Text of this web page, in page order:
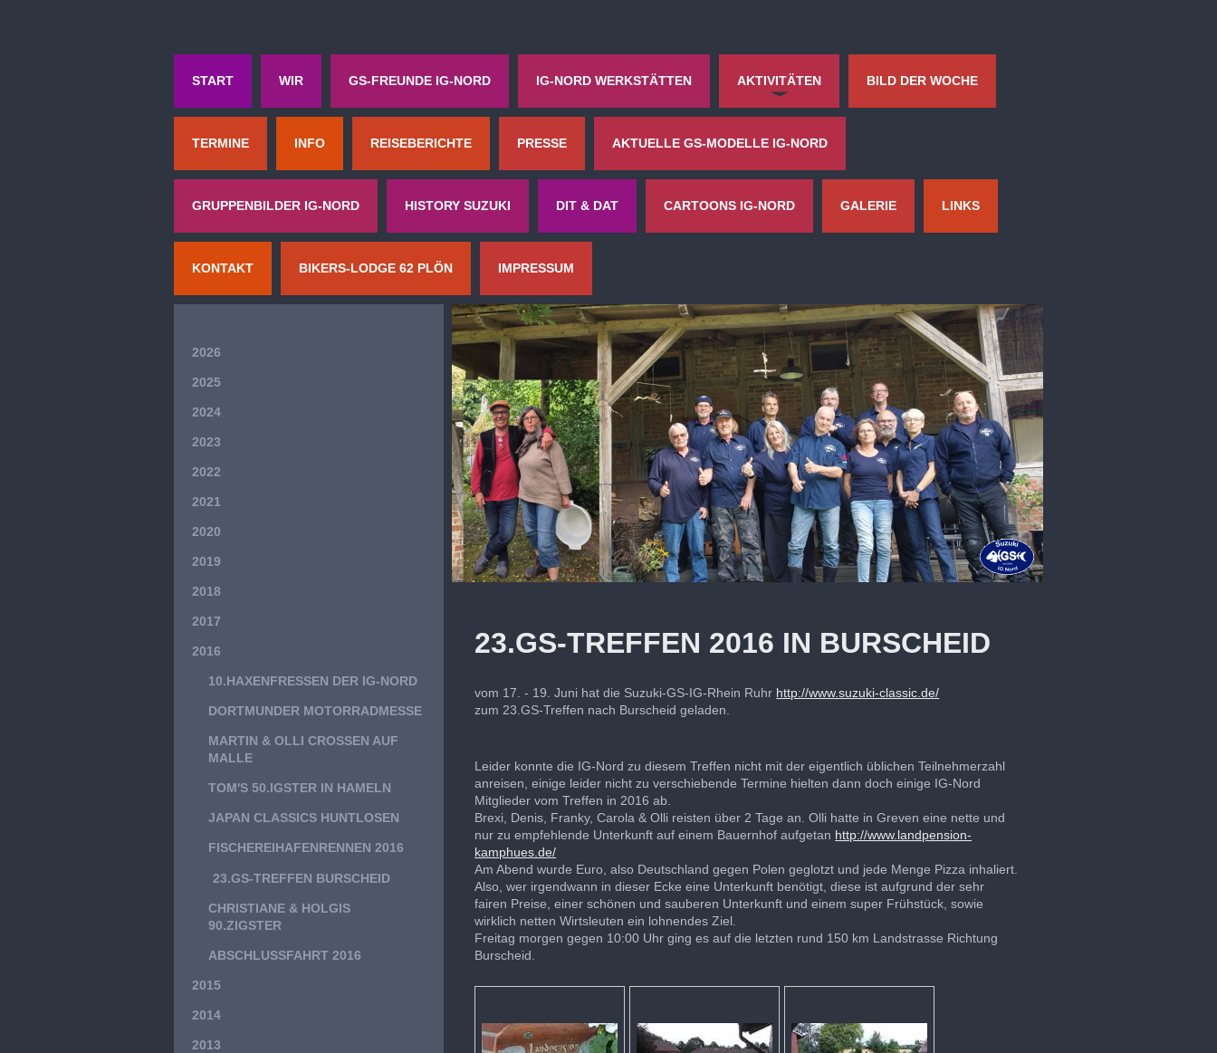
START WIR GS-FREUNDE IG-NORD IG-NORD WERKSTÄTTEN AKTIVITÄTEN BILD DER WOCHE
TERMINE INFO REISEBERICHTE PRESSE AKTUELLE GS-MODELLE IG-NORD
GRUPPENBILDER IG-NORD HISTORY SUZUKI DIT & DAT CARTOONS IG-NORD GALERIE LINKS
KONTAKT BIKERS-LODGE 62 PLÖN IMPRESSUM
23.GS-TREFFEN 2016 IN BURSCHEID
vom 17. - 19. Juni hat die Suzuki-GS-IG-Rhein Ruhr http://www.suzuki-classic.de/
zum 23.GS-Treffen nach Burscheid geladen.
Leider konnte die IG-Nord zu diesem Treffen nicht mit der eigentlich üblichen Teilnehmerzahl
anreisen, einige leider nicht zu verschiebende Termine hielten dann doch einige IG-Nord
Mitglieder vom Treffen in 2016 ab.
Brexi, Denis, Franky, Carola & Olli reisten über 2 Tage an. Olli hatte in Greven eine nette und
nur zu empfehlende Unterkunft auf einem Bauernhof aufgetan http://www.landpension-
kamphues.de/
Am Abend wurde Euro, also Deutschland gegen Polen geglotzt und jede Menge Pizza inhaliert.
Also, wer irgendwann in dieser Ecke eine Unterkunft benötigt, diese ist aufgrund der sehr
fairen Preise, einer schönen und sauberen Unterkunft und einem super Frühstück, sowie
wirklich netten Wirtsleuten ein lohnendes Ziel.
Freitag morgen gegen 10:00 Uhr ging es auf die letzten rund 150 km Landstrasse Richtung
Burscheid.
2026
2025
2024
2023
2022
2021
2020
2019
2018
2017
2016
10.HAXENFRESSEN DER IG-NORD
DORTMUNDER MOTORRADMESSE
MARTIN & OLLI CROSSEN AUF
MALLE
TOM'S 50.IGSTER IN HAMELN
JAPAN CLASSICS HUNTLOSEN
FISCHEREIHAFENRENNEN 2016
23.GS-TREFFEN BURSCHEID
CHRISTIANE & HOLGIS
90.ZIGSTER
ABSCHLUSSFAHRT 2016
2015
2014
2013